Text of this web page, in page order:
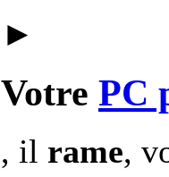
►
Votre PC
, il rame,